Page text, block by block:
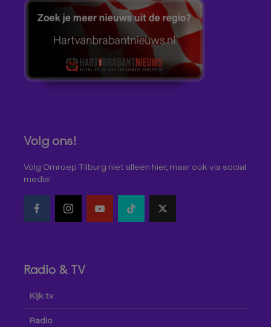
Volg ons!
Volg Omroep Tilburg niet alleen hier, maar ook via social
media!
Radio & TV
Kijk tv
Radio